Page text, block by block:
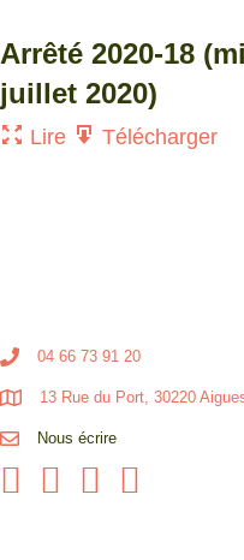
Arrêté 2020-18
juillet 2020)
Lire Télécharger
04 66 73 91 20
13 Rue du Port, 30220
Nous écrire